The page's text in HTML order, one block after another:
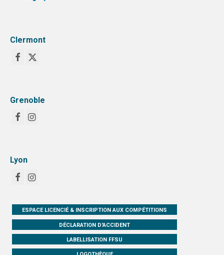
Clermont
Grenoble
Lyon
ESPACE LICENCIÉ & INSCRIPTION AUX COMPÉTITIONS
DÉCLARATION D'ACCIDENT
LABELLISATION FFSU